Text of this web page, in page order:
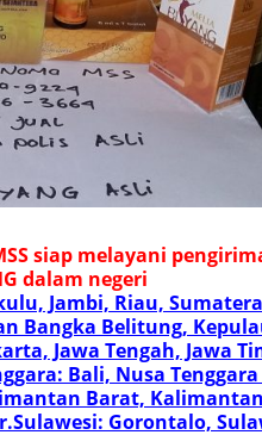
siap melayani
dalam negeri
Jambi, Riau,
Bangka Belitung,
Jawa Tengah, Jawa
Bali, Nusa
Barat,
Gorontalo,